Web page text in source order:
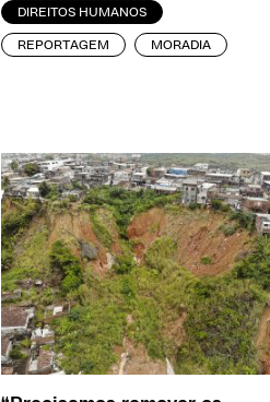
DIREITOS HUMANOS
REPORTAGEM MORADIA